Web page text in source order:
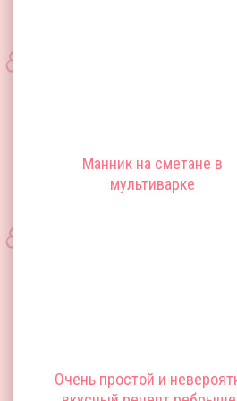
Манник на сметане в
мультиварке
Очень простой и